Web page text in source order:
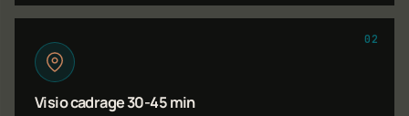
02
Visio cadrage 30-45 min